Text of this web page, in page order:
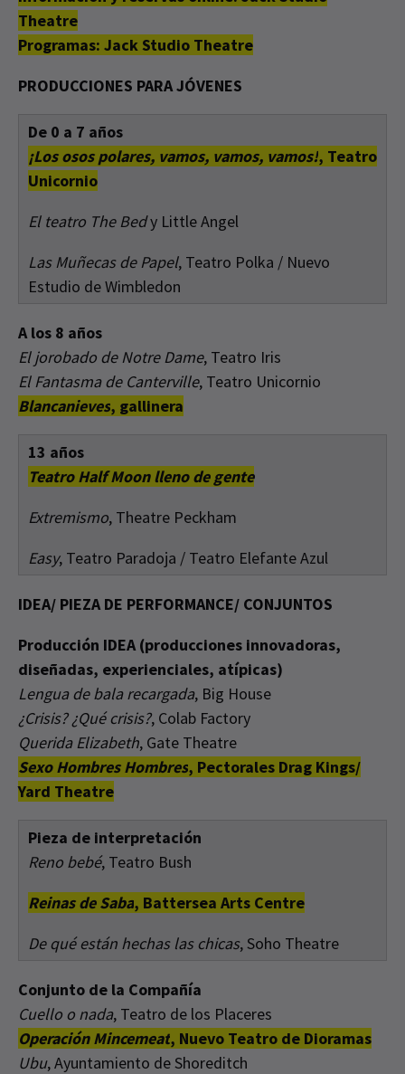
Theatre
Programas: Jack Studio Theatre
PRODUCCIONES PARA JÓVENES
De 0 a 7 años
¡Los osos polares, vamos, vamos, vamos!, Teatro
Unicornio
El teatro The Bedy Little Angel
Las Muñecas de Papel, Teatro Polka / Nuevo
Estudio de Wimbledon
A los 8 años
El jorobado de Notre Dame, Teatro Iris
El Fantasma de Canterville, Teatro Unicornio
Blancanieves, gallinera
13 años
Teatro Half Moon lleno de gente
Extremismo, Theatre Peckham
Easy, Teatro Paradoja / Teatro Elefante Azul
IDEA/ PIEZA DE PERFORMANCE/ CONJUNTOS
Producción IDEA (producciones innovadoras,
diseñadas, experienciales, atípicas)
Lengua de bala recargada, Big House
¿Crisis? ¿Qué crisis?, Colab Factory
Querida Elizabeth, Gate Theatre
Sexo Hombres Hombres, Pectorales Drag Kings/
Yard Theatre
Pieza de interpretación
Reno bebé, Teatro Bush
Reinas de Saba, Battersea Arts Centre
De qué están hechas las chicas, Soho Theatre
Conjunto de la Compañía
Cuello o nada, Teatro de los Placeres
Operación Mincemeat, Nuevo Teatro de Dioramas
Ubu, Ayuntamiento de Shoreditch